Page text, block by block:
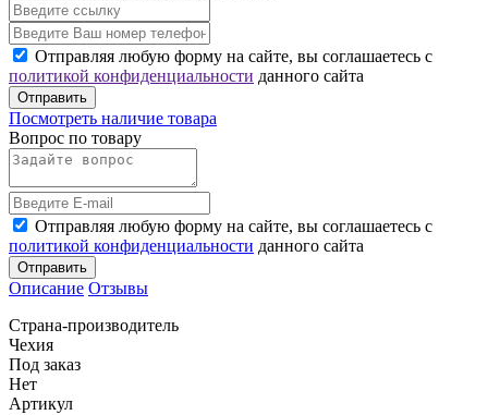
Отправляя любую форму на сайте, вы соглашаетесь с
политикой конфиденциальности данного сайта
Отправить
Посмотреть наличие товара
Вопрос по товару
Отправляя любую форму на сайте, вы соглашаетесь с
политикой конфиденциальности данного сайта
Отправить
Описание Отзывы
Страна-производитель
Чехия
Под заказ
Нет
Артикул